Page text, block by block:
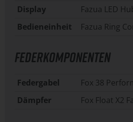
Display
Fazua LED
Bedieneinheit
Fazua Ring
FEDERKOMPONENTEN
Federgabel
Fox 38
Dämpfer
Fox Float X2